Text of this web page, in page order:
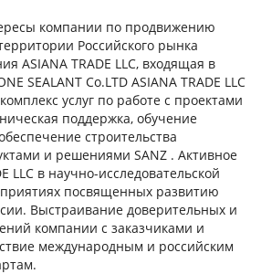
компании по продвижению
Российского рынка
ASIANA TRADE LLC, входящая в
SEALANT Co.LTD ASIANA TRADE LLC
услуг по работе с проектами
поддержка, обучение
строительства
и решениями SANZ . Активное
LLC в научно-исследовательской
посвященных развитию
Выстраивание доверительных и
компании с заказчиками и
международным и российским